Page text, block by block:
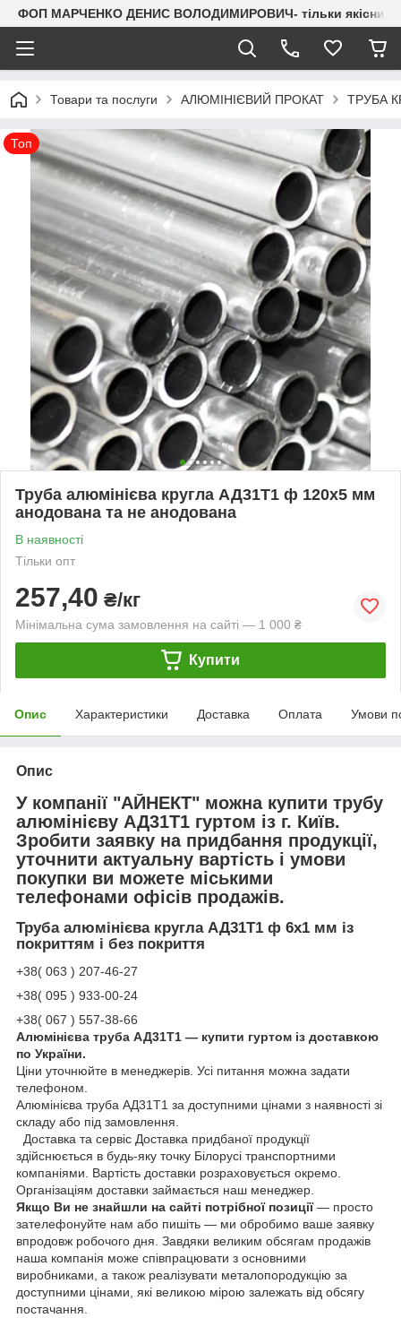
ФОП МАРЧЕНКО ДЕНИС ВОЛОДИМИРОВИЧ- тільки якісний
Товари та послуги АЛЮМІНІЄВИЙ ПРОКАТ ТРУБА
Топ
Труба алюмінієва кругла АД31Т1 ф 120х5 мм
анодована та не анодована
В наявності
Тільки опт
257,40 ₴/кг
Мінімальна сума замовлення на сайті — 1 000 ₴
Купити
Опис Характеристики Доставка Оплата Умови
Опис
У компанії "АЙНЕКТ" можна купити трубу
алюмінієву АД31Т1 гуртом із г. Київ.
Зробити заявку на придбання продукції,
уточнити актуальну вартість і умови
покупки ви можете міськими
телефонами офісів продажів.
Труба алюмінієва кругла АД31Т1 ф 6х1 мм із
покриттям і без покриття
+38( 063 ) 207-46-27
+38( 095 ) 933-00-24
+38( 067 ) 557-38-66
Алюмінієва труба АД31Т1 — купити гуртом із доставкою
по України.
Ціни уточнюйте в менеджерів. Усі питання можна задати
телефоном.
Алюмінієва труба АД31Т1 за доступними цінами з наявності зі
складу або під замовлення.
Доставка та сервіс Доставка придбаної продукції
здійснюється в будь-яку точку Білорусі транспортними
компаніями. Вартість доставки розраховується окремо.
Організаціям доставки займається наш менеджер.
Якщо Ви не знайшли на сайті потрібної позиції— просто
зателефонуйте нам або пишіть — ми обробимо ваше заявку
впродовж робочого дня. Завдяки великим обсягам продажів
наша компанія може співпрацювати з основними
виробниками, а також реалізувати металопородукцію за
доступними цінами, які великою мірою залежать від обсягу
постачання.